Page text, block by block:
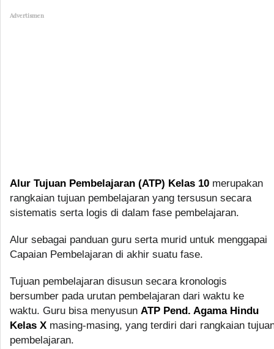
Advertismen
Alur Tujuan Pembelajaran (ATP) Kelas 10 merupakan
rangkaian tujuan pembelajaran yang tersusun secara
sistematis serta logis di dalam fase pembelajaran.
Alur sebagai panduan guru serta murid untuk menggapai
Capaian Pembelajaran di akhir suatu fase.
Tujuan pembelajaran disusun secara kronologis
bersumber pada urutan pembelajaran dari waktu ke
waktu. Guru bisa menyusun ATP Pend. Agama Hindu
Kelas X masing-masing, yang terdiri dari rangkaian
pembelajaran.